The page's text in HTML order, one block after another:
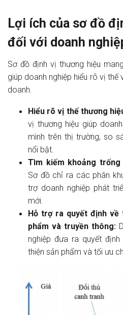
Lợi ích của sơ đồ
đối với doanh
Sơ đồ định vị thương hiệu
giúp doanh nghiệp hiểu rõ vị thế
doanh.
Hiểu rõ vị thế thương
vị thương hiệu giúp
mình trên thị trường, so
nổi bật.
Tìm kiếm khoảng
Sơ đồ chỉ ra các phân
trợ doanh nghiệp phát
mới.
Hỗ trợ ra quyết định
phẩm và truyền thông:
nghiệp đưa ra quyết
thiện sản phẩm và tối ưu